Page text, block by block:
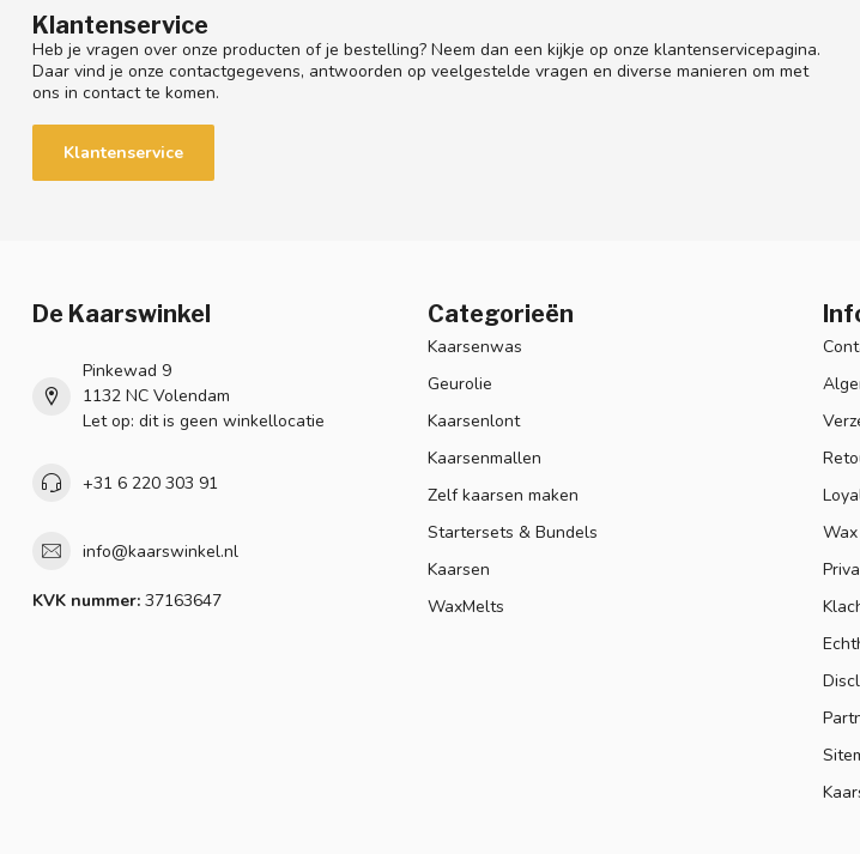
Klantenservice
Heb je vragen over onze producten of je bestelling? Neem dan een kijkje op onze klantenservicepagina.
Daar vind je onze contactgegevens, antwoorden op veelgestelde vragen en diverse manieren om met
ons in contact te komen.
Klantenservice
De Kaarswinkel
Pinkewad 9
1132 NC Volendam
Let op: dit is geen winkellocatie
+31 6 220 303 91
info@kaarswinkel.nl
KVK nummer: 37163647
Categorieën
Kaarsenwas
Geurolie
Kaarsenlont
Kaarsenmallen
Zelf kaarsen maken
Startersets & Bundels
Kaarsen
WaxMelts